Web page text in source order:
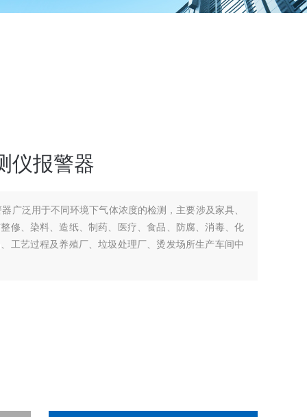
仪报警器
广泛用于不同环境下气体浓度的检测，主要涉及家具、
修、染料、造纸、制药、医疗、食品、防腐、消毒、化
工艺过程及养殖厂、垃圾处理厂、烫发场所生产车间中